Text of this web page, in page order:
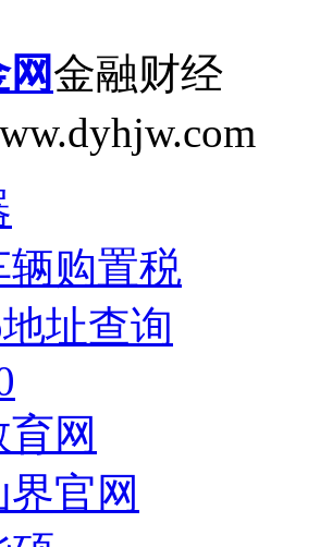
金融财经
辆购置税
址查询
网
官网